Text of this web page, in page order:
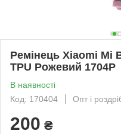
Ремінець Xiaomi Mi
TPU Рожевий 1704P
В наявності
Код: 170404
Опт і
200 ₴